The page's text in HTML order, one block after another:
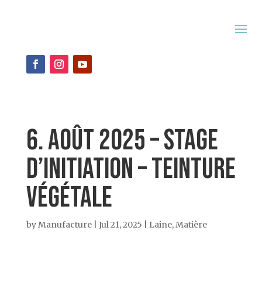
6. Août 2025 – Stage
d’initiation – teinture
végétale
byManufacture| Jul 21, 2025 Laine,Matière